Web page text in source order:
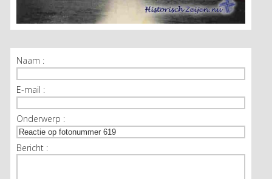
Naam :
E-mail :
Onderwerp :
Bericht :